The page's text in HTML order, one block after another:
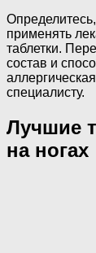
применять
таблетки.
состав и
специалисту.
Лучшие
на ногах